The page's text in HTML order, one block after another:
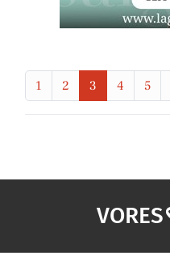
1 2 3 4 5
VORES